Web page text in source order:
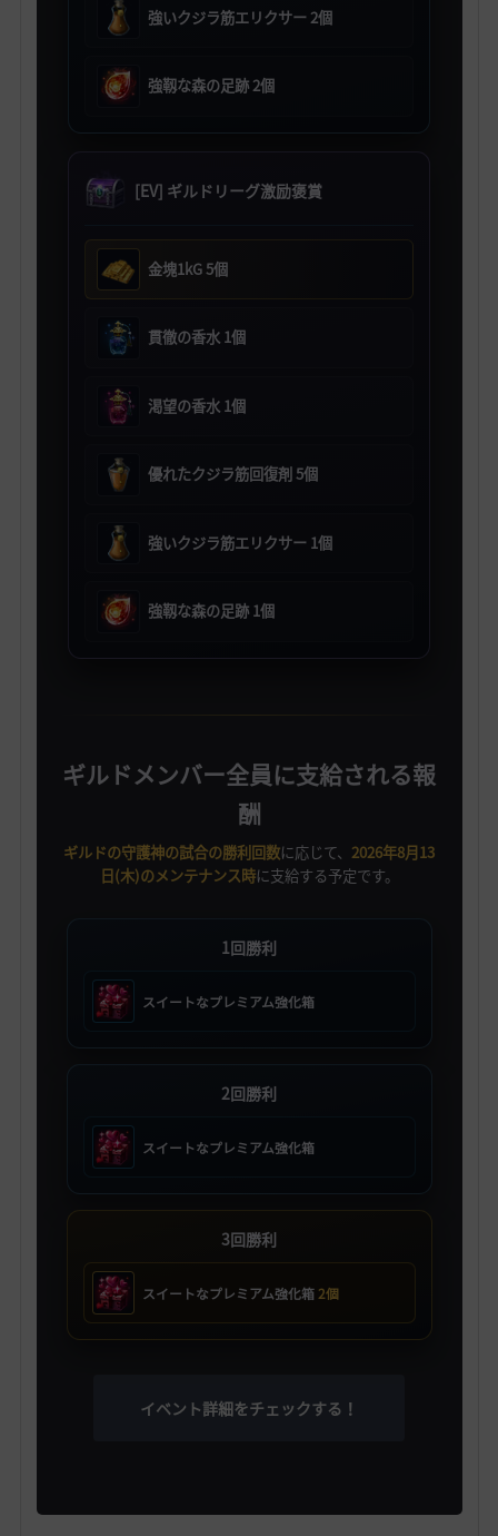
強いクジラ筋エリクサー 2個
強靱な森の足跡 2個
[EV] ギルドリーグ激励褒賞
金塊1kG 5個
貫徹の香水 1個
渇望の香水 1個
優れたクジラ筋回復剤 5個
強いクジラ筋エリクサー 1個
強靱な森の足跡 1個
ギルドメンバー全員に支給される報
酬
ギルドの守護神の試合の勝利回数に応じて、 2026年8月13
日(木)のメンテナンス時に支給する予定です。
1回勝利
スイートなプレミアム強化箱
2回勝利
スイートなプレミアム強化箱
3回勝利
スイートなプレミアム強化箱2個
イベント詳細をチェックする！